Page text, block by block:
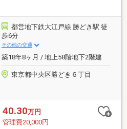
都営地下鉄大江戸線 勝どき駅 徒
歩6分
その他の交通
築18年8ヶ月 / 地上58階地下2階建
東京都中央区勝どき６丁目
40.30万円
管理費20,000円